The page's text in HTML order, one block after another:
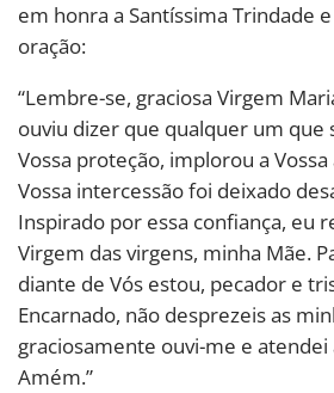
em honra a Santíssima Trindade
oração:
“Lembre-se, graciosa Virgem
ouviu dizer que qualquer um que
Vossa proteção, implorou a
Vossa intercessão foi deixado
Inspirado por essa confiança, eu
Virgem das virgens, minha Mãe.
diante de Vós estou, pecador e
Encarnado, não desprezeis as
graciosamente ouvi-me e atendei
Amém.”